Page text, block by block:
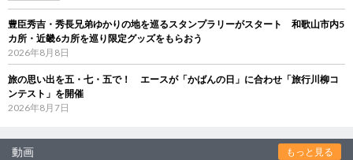
豊臣秀吉・秀長兄弟ゆかりの地を巡るスタンプラリーがスタート 和歌山市内5
カ所・近畿6カ所を巡り限定グッズをもらおう
2026年8月8日
旅の思い出を五・七・五で！ エースが「かばんの日」に合わせ「旅行川柳コ
ンテスト」を開催
2026年8月7日
動画 もっと見る